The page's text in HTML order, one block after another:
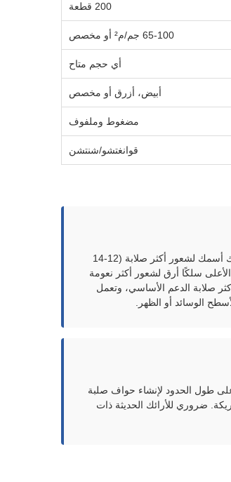
200 قطعة
65-100 جم/م² أو مخصص
أي حجم متاح
أبيض، أزرق أو مخصص
مضغوط وملفوف
قوانغتشو/شنتشن
تشير أرقام المقياس الأقل إلى سلك أسمك لشعور أكثر صلابة (12-14
سلكًا أرق لشعور أكثر نعومة
صلابة الدعم الأساسي، وتعمل
الوسائد أو الظهر.
طول الحدود لإنشاء حواف صلبة
ضروري للأرائك الحديثة ذات